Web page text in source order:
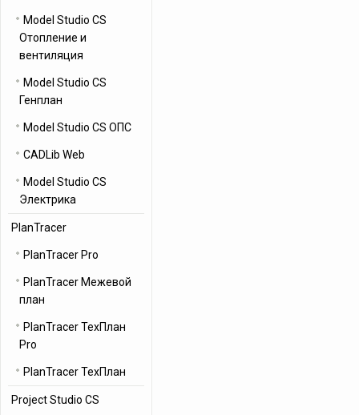
Model Studio CS
Отопление и
вентиляция
Model Studio CS
Генплан
Model Studio CS ОПС
CADLib Web
Model Studio CS
Электрика
PlanTracer
PlanTracer Pro
PlanTracer Межевой
план
PlanTracer ТехПлан
Pro
PlanTracer ТехПлан
Project Studio CS